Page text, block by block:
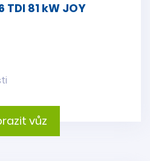
81 kW JOY
vůz